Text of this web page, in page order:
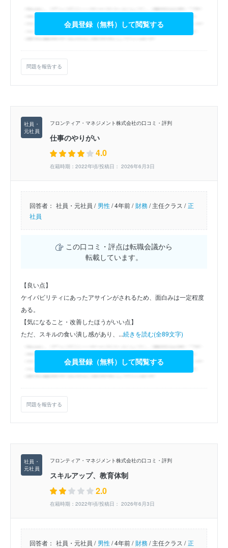
会員登録（無料）して閲覧する
問題を報告する
フロンティア・マネジメント株式会社の口コミ・評判
仕事のやりがい
4.0
在籍時期：2022年頃/投稿日： 2026年6月3日
回答者： 社員・元社員 / 男性/4年前 / 財務/主任クラス / 正
社員
この口コミ・評点は転職会議から
転載しています。
【良い点】
ケイパビリティにあったアサインがされるため、面白みは一定程度
ある。
【気になること・改善したほうがいい点】
ただ、スキルの食い潰し感があり、...続きを読む(全89文字)
会員登録（無料）して閲覧する
問題を報告する
フロンティア・マネジメント株式会社の口コミ・評判
スキルアップ、教育体制
2.0
在籍時期：2022年頃/投稿日： 2026年6月3日
回答者： 社員・元社員 / 男性/4年前 / 財務/主任クラス / 正